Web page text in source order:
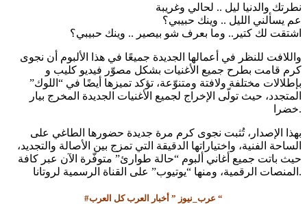
نطرتك والدنيا ليل .. لحالي وغريبة
عم يسألني الليل .. وينك حبيبي؟
اشتقت لك كتير.. وما بعرف شو بيصير .. وينك حبيبي؟
واللافت للنظر في أعمالها الجديدة جميعًا في هذا الألبوم أن نجوى
كرم قامت بطرح جميع الأغنيات بشكل مصوّر فيديو كليب و
بإطلالات مختلفة ولافتة ومتنوّعة، تؤكد تميزها أيضًا في “اللوك”
المتجدد، حيث تولّى الإخراج لجميع الأغنيات الجديدة المخرج بيار
خضرا.
بهذا الإصدار، تُثبت نجوى كرم مرة جديدة حضورها الطاغي على
الساحة الفنية، واختياراتها الدقيقة التي تمزج بين الأصالة والتجديد،
حيث باتت جميع أغاني ألبوم “حالة طوارئ” متوفّرة الآن عبر كافة
المنصات الرقمية، ومنها “يوتيوب” على القناة الرسمية لروتانا.
#عرب_نيوز ” أخبار العرب كل العرب “